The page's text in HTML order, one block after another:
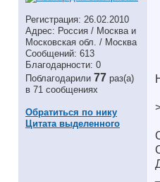
Регистрация: 26.02.2010
Адрес: Россия / Москва и
Московская обл. / Москва
Сообщений: 613
Благодарности: 0
Поблагодарили 77 раз(а)
в 71 сообщениях
Обратиться по нику
Цитата выделенного